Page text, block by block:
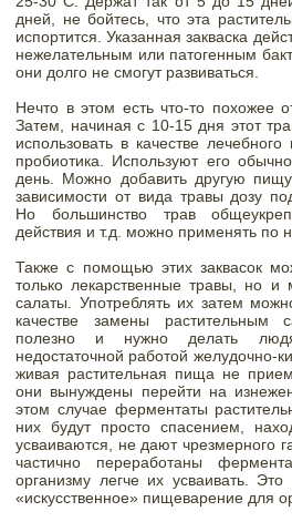
дней, не бойтесь, что эта
испортится. Указанная закваска
нежелательным или патогенным
они долго не смогут развиваться.
Нечто в этом есть что-то похожее
Затем, начиная с 10-15 дня этот
использовать в качестве
пробиотика. Используют его
день. Можно добавить другую
зависимости от вида травы дозу
Но большинство трав
действия и т.д. можно применять по
Также с помощью этих заквасок
только лекарственные травы, но и
салаты. Употреблять их затем
качестве замены растительным
полезно и нужно делать
недостаточной работой желудочно-
живая растительная пища не
они вынуждены перейти на
этом случае ферментаты
них будут просто спасением,
усваиваются, не дают чрезмерного
частично переработаны
организму легче их усваивать.
«искусственное» пищеварение для